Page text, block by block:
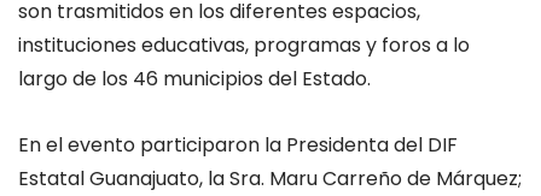
son trasmitidos en los diferentes espacios,
instituciones educativas, programas y foros a lo
largo de los 46 municipios del Estado.
En el evento participaron la Presidenta del DIF
Estatal Guanajuato, la Sra. Maru Carreño de Márquez;